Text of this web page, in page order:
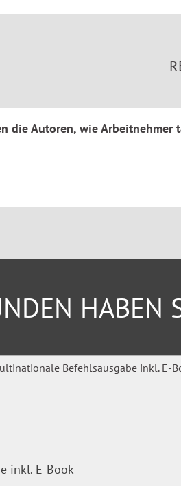
die Autoren, wie
HABEN
inkl. E-Book